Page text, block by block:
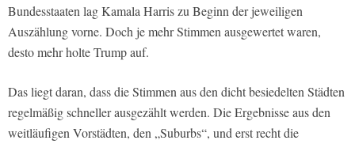
Bundesstaaten lag Kamala Harris zu Beginn der jeweiligen
Auszählung vorne. Doch je mehr Stimmen ausgewertet waren,
desto mehr holte Trump auf.
Das liegt daran, dass die Stimmen aus den dicht besiedelten Städten
regelmäßig schneller ausgezählt werden. Die Ergebnisse aus den
weitläufigen Vorstädten, den „Suburbs“, und erst recht die